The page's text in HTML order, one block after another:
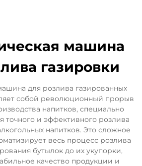
машина
газировки
для розлива газированных
собой революционный прорыв
напитков, специально
точного и эффективного розлива
напитков. Это сложное
весь процесс розлива
бутылок до их укупорки,
качество продукции и